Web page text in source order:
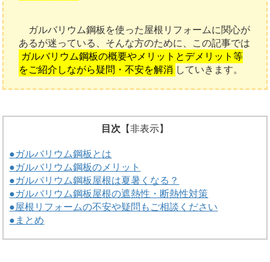
ガルバリウム鋼板を使った屋根リフォームに関心が
あるが迷っている、そんな方のために、この記事では
ガルバリウム鋼板の概要やメリットとデメリット等
をご紹介しながら疑問・不安を解消 していきます。
目次 【非表示】
●ガルバリウム鋼板とは
●ガルバリウム鋼板のメリット
●ガルバリウム鋼板屋根は夏暑くなる？
●ガルバリウム鋼板屋根の遮熱性・断熱性対策
●屋根リフォームの不安や疑問もご相談ください
●まとめ